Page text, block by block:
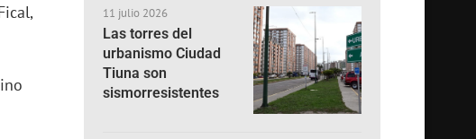
11 julio 2026
Las torres del
urbanismo Ciudad
Tiuna son
sismorresistentes